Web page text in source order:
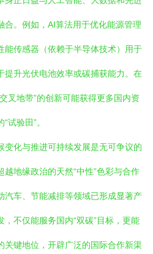
合。例如，AI算法用于优化能源管理
能传感器（依赖于半导体技术）用于
提升光伏电池效率或碳捕获能力。在
叉地带”的创新可能获得更多国内资
试验田”。
变化与推进可持续发展是无可争议的
地缘政治的天然“中性”色彩与合作
汽车、节能减排等领域已形成显著产
不仅能服务国内“双碳”目标，更能
关键地位，开辟广泛的国际合作新渠